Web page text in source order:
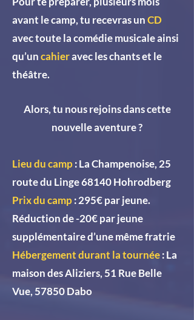
avant le camp, tu recevras unCD
avec toute la comédie musicale ainsi
qu’uncahieravec les chants et le
théâtre.
Alors, tu nous rejoins dans cette
nouvelle aventure ?
Lieu du camp : La Champenoise, 25
route du Linge 68140 Hohrodberg
Prix du camp : 295€ par jeune.
Réduction de -20€ par jeune
supplémentaire d’une même fratrie
Hébergement durant la tournée: La
maison des Aliziers, 51 Rue Belle
Vue, 57850 Dabo